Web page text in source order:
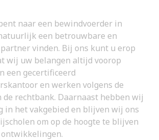
naar een bewindvoerder in
een betrouwbare en
vinden. Bij ons kunt u erop
wij uw belangen altijd voorop
een gecertificeerd
en werken volgens de
rechtbank. Daarnaast hebben wij
in het vakgebied en blijven wij ons
om op de hoogte te blijven